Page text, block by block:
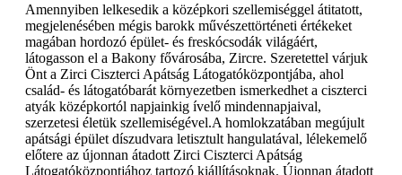
Amennyiben lelkesedik a középkori szellemiséggel átitatott,
megjelenésében mégis barokk művészettörténeti értékeket
magában hordozó épület- és freskócsodák világáért,
látogasson el a Bakony fővárosába, Zircre. Szeretettel várjuk
Önt a Zirci Ciszterci Apátság Látogatóközpontjába, ahol
család- és látogatóbarát környezetben ismerkedhet a ciszterci
atyák középkortól napjainkig ívelő mindennapjaival,
szerzetesi életük szellemiségével.A homlokzatában megújult
apátsági épület díszudvara letisztult hangulatával, lélekemelő
előtere az újonnan átadott Zirci Ciszterci Apátság
Látogatóközpontjához tartozó kiállításoknak. Újonnan átadott